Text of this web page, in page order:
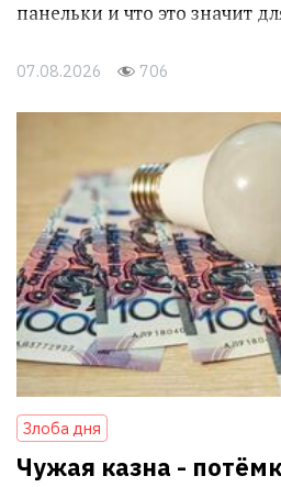
панельки и что это значит
07.08.2026 706
Злоба дня
Чужая казна -